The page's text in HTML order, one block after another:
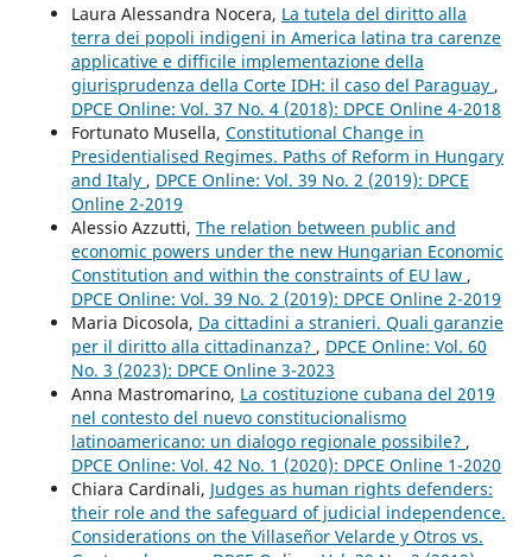
Laura Alessandra Nocera, La tutela del diritto alla
terra dei popoli indigeni in America latina tra carenze
applicative e difficile implementazione della
giurisprudenza della Corte IDH: il caso del Paraguay ,
DPCE Online: Vol. 37 No. 4 (2018): DPCE Online 4-2018
Fortunato Musella, Constitutional Change in
Presidentialised Regimes. Paths of Reform in Hungary
and Italy , DPCE Online: Vol. 39 No. 2 (2019): DPCE
Online 2-2019
Alessio Azzutti, The relation between public and
economic powers under the new Hungarian Economic
Constitution and within the constraints of EU law ,
DPCE Online: Vol. 39 No. 2 (2019): DPCE Online 2-2019
Maria Dicosola, Da cittadini a stranieri. Quali garanzie
per il diritto alla cittadinanza? , DPCE Online: Vol. 60
No. 3 (2023): DPCE Online 3-2023
Anna Mastromarino, La costituzione cubana del 2019
nel contesto del nuevo constitucionalismo
latinoamericano: un dialogo regionale possibile? ,
DPCE Online: Vol. 42 No. 1 (2020): DPCE Online 1-2020
Chiara Cardinali, Judges as human rights defenders:
their role and the safeguard of judicial independence.
Considerations on the Villaseñor Velarde y Otros vs.